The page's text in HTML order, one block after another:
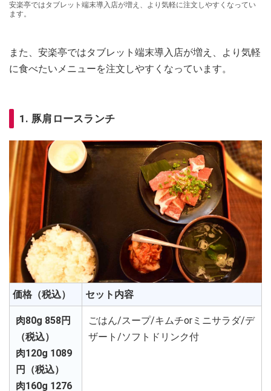
安楽亭ではタブレット端末導入店が増え、より気軽に注文しやすくなってい
ます。
また、安楽亭ではタブレット端末導入店が増え、より気軽
に食べたいメニューを注文しやすくなっています。
1. 豚肩ロースランチ
価格（税込） セット内容
肉80g 858円
（税込）
肉120g 1089
円（税込）
肉160g 1276
ごはん/スープ/キムチorミニサラダ/デ
ザート/ソフトドリンク付